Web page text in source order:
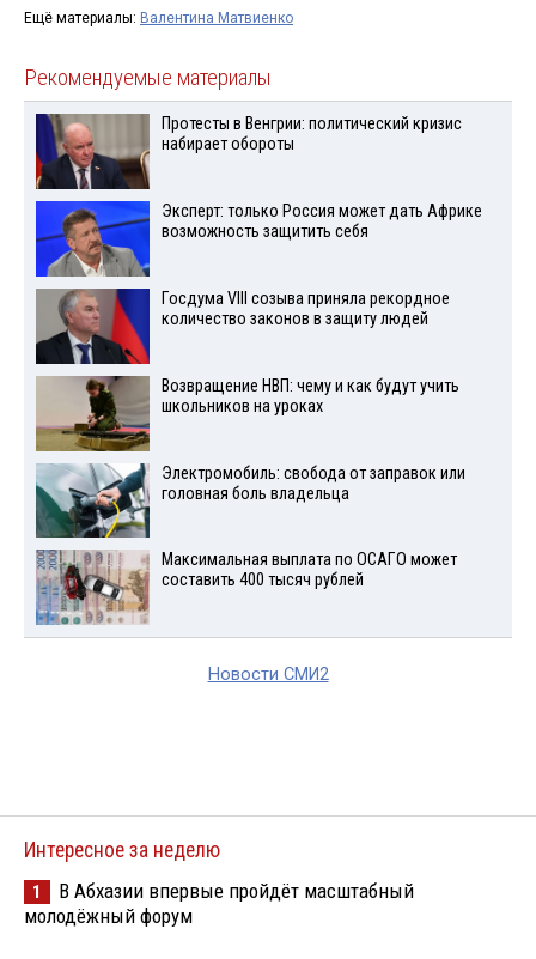
Ещё материалы: Валентина Матвиенко
Рекомендуемые материалы
Протесты в Венгрии: политический кризис
набирает обороты
Эксперт: только Россия может дать Африке
возможность защитить себя
Госдума VIII созыва приняла рекордное
количество законов в защиту людей
Возвращение НВП: чему и как будут учить
школьников на уроках
Электромобиль: свобода от заправок или
головная боль владельца
Максимальная выплата по ОСАГО может
составить 400 тысяч рублей
Новости СМИ2
Интересное за неделю
1
В Абхазии впервые пройдёт масштабный
молодёжный форум